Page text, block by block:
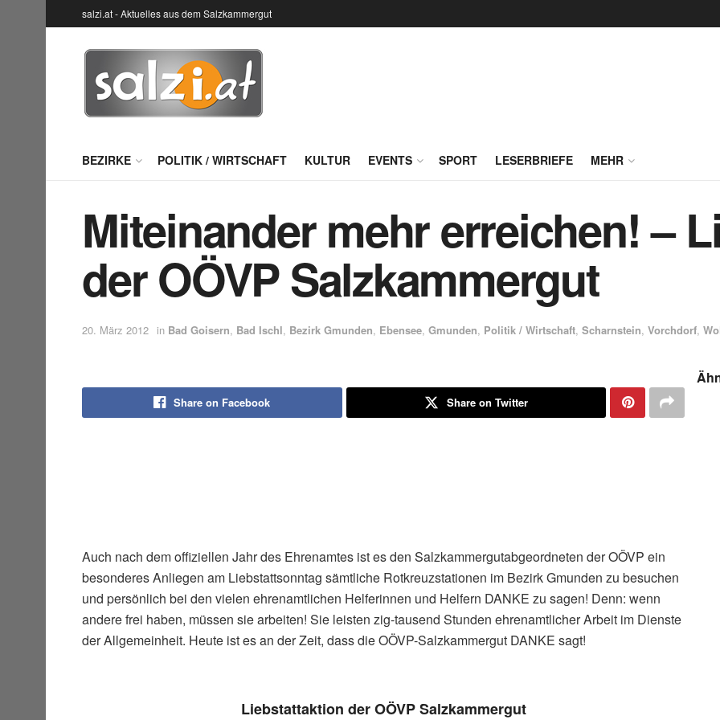
salzi.at - Aktuelles aus dem Salzkammergut
BEZIRKE POLITIK / WIRTSCHAFT KULTUR EVENTS SPORT LESERBRIEFE MEHR
Miteinander mehr erreichen! –
der OÖVP Salzkammergut
20. März 2012 in Bad Goisern, Bad Ischl, Bezirk Gmunden, Ebensee, Gmunden, Politik / Wirtschaft, Scharnstein, Vorchdorf,
Share on Facebook Share on Twitter
Auch nach dem offiziellen Jahr des Ehrenamtes ist es den Salzkammergutabgeordneten der OÖVP ein
besonderes Anliegen am Liebstattsonntag sämtliche Rotkreuzstationen im Bezirk Gmunden zu besuchen
und persönlich bei den vielen ehrenamtlichen Helferinnen und Helfern DANKE zu sagen! Denn: wenn
andere frei haben, müssen sie arbeiten! Sie leisten zig-tausend Stunden ehrenamtlicher Arbeit im Dienste
der Allgemeinheit. Heute ist es an der Zeit, dass die OÖVP-Salzkammergut DANKE sagt!
Liebstattaktion der OÖVP Salzkammergut